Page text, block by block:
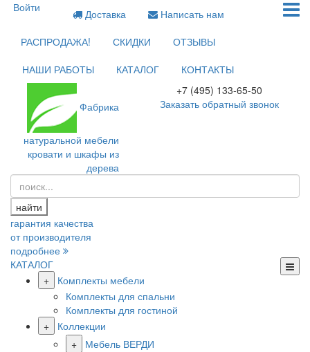
Войти Доставка
Написать нам
РАСПРОДАЖА!
СКИДКИ
ОТЗЫВЫ
НАШИ РАБОТЫ
КАТАЛОГ КОНТАКТЫ
Фабрика
натуральной мебели
кровати и шкафы из
дерева
+7 (495) 133-65-50
Заказать обратный звонок
найти
гарантия качества
от производителя
подробнее
КАТАЛОГ
+
Комплекты мебели
Комплекты для спальни
Комплекты для гостиной
+
Коллекции
+
Мебель ВЕРДИ